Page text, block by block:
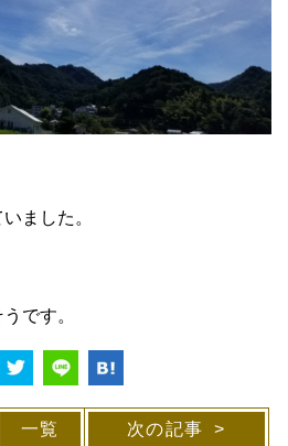
ました。
です。
一覧 次の記事